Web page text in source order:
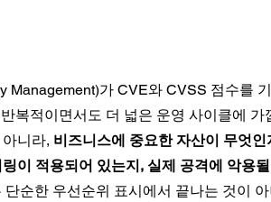
Management)가 CVE와 CVSS 점수를
복적이면서도 더 넓은 운영 사이클에
니라, 비즈니스에 중요한 자산이 무엇
이 적용되어 있는지, 실제 공격에 악용
순한 우선순위 표시에서 끝나는 것이